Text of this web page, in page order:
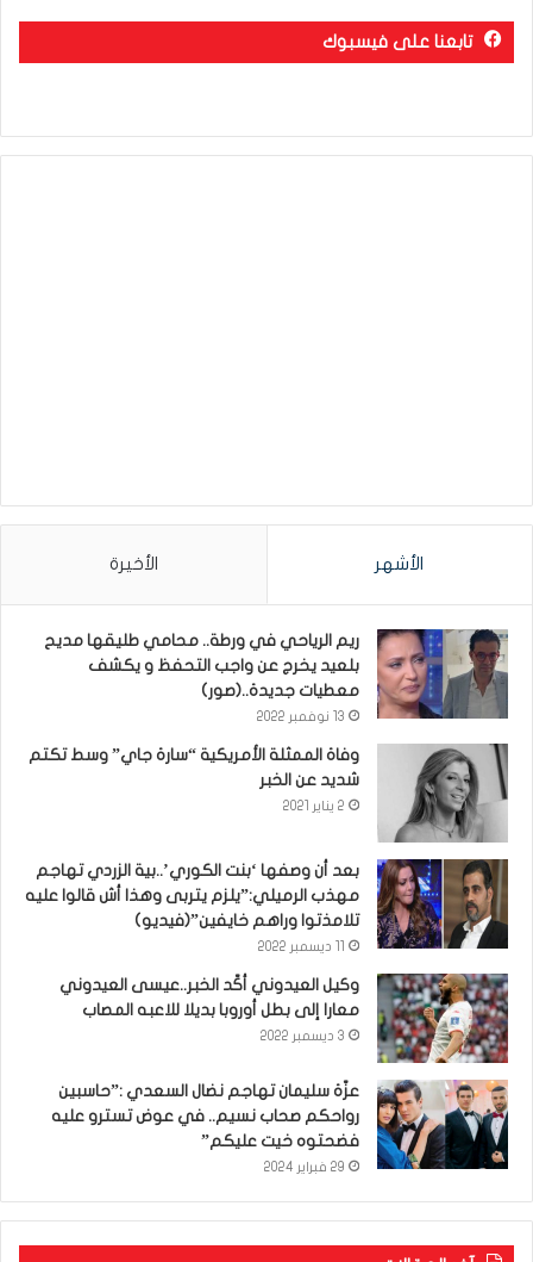
تابعنا على فيسبوك
الأشهر الأخيرة
ريم الرياحي في ورطة.. محامي طليقها مديح
بلعيد يخرج عن واجب التحفظ و يكشف
معطيات جديدة..(صور)
13 نوفمبر 2022
وفاة الممثلة الأمريكية “سارة جاي” وسط تكتم
شديد عن الخبر
2 يناير 2021
بعد أن وصفها ‘بنت الكوري’..بية الزردي تهاجم
مهذب الرميلي:”يلزم يتربى وهذا أش قالوا عليه
تلامذتوا وراهم خايفين”(فيديو)
وكيل العيدوني أكّد الخبر..عيسى العيدوني
معارا إلى بطل أوروبا بديلا للاعبه المصاب
3 ديسمبر 2022
عزّة سليمان تهاجم نضال السعدي :”حاسبين
رواحكم صحاب نسيم.. في عوض تسترو عليه
فضحتوه خيت عليكم”
29 فبراير 2024